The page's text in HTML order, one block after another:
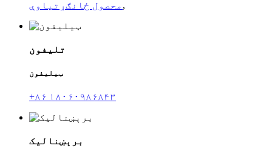
محصول ځانګړتیاوې ,
تلیفون
ټیلیفون
+۸۶ ۱۸۰۶۰۹۸۶۸۴۳
برېښنالیک